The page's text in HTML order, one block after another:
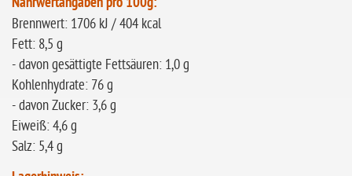
Brennwert: 1706 kJ / 404 kcal
Fett: 8,5 g
- davon gesättigte Fettsäuren: 1,0 g
Kohlenhydrate: 76 g
- davon Zucker: 3,6 g
Eiweiß: 4,6 g
Salz: 5,4 g